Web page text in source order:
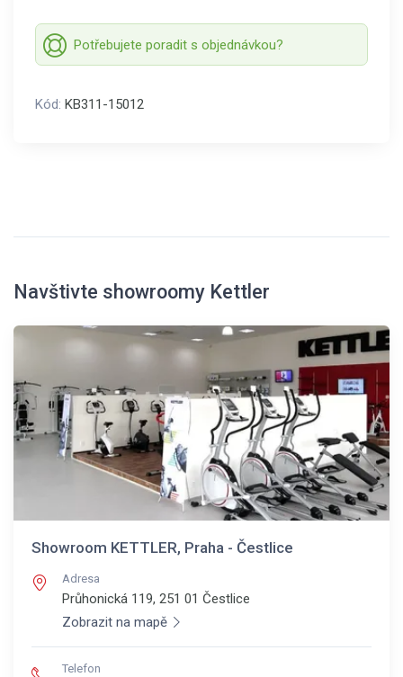
Potřebujete poradit s objednávkou?
Kód: KB311-15012
Navštivte showroomy Kettler
Showroom KETTLER, Praha - Čestlice
Adresa
Průhonická 119, 251 01 Čestlice
Zobrazit na mapě
Telefon